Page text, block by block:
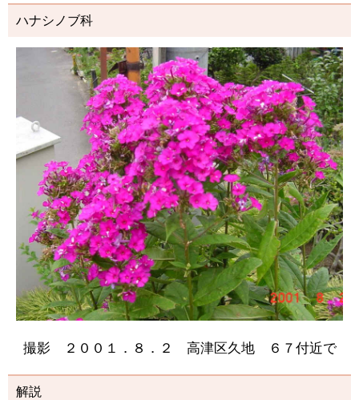
ハナシノブ科
撮影 ２００１．８．２ 高津区久地 ６７付近で
解説